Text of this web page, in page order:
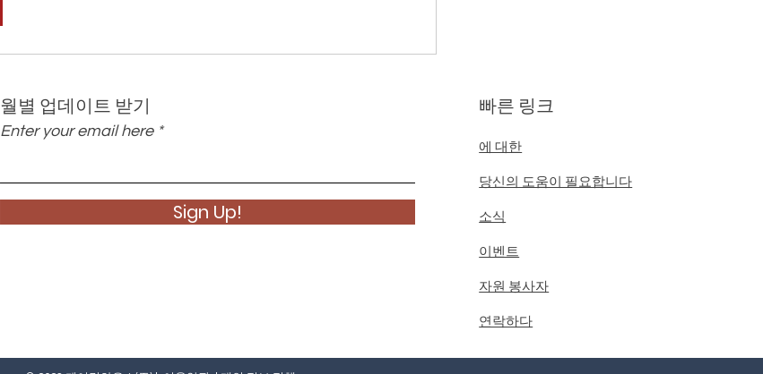
월별 업데이트 받기
Enter your email here
Sign Up!
빠른 링크
에 대한
당신의 도움이 필요합니다
소식
이벤트
자원 봉사자
연락하다